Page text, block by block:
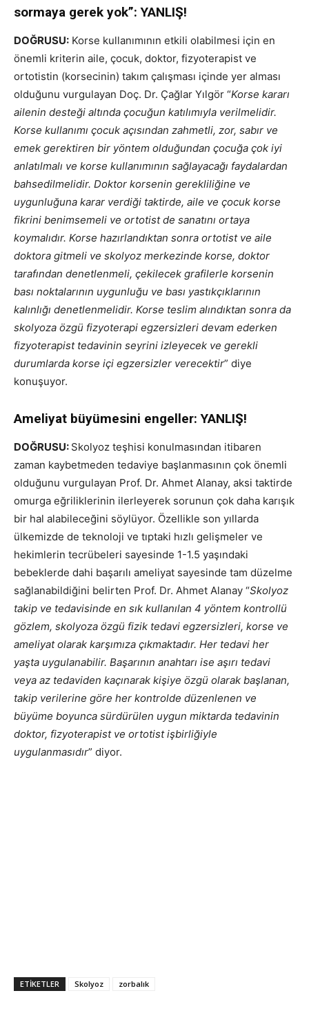
sormaya gerek yok”: YANLIŞ!
DOĞRUSU: Korse kullanımının etkili olabilmesi için en
önemli kriterin aile, çocuk, doktor, fizyoterapist ve
ortotistin (korsecinin) takım çalışması içinde yer alması
olduğunu vurgulayan Doç. Dr. Çağlar Yılgör “Korse kararı
ailenin desteği altında çocuğun katılımıyla verilmelidir.
Korse kullanımı çocuk açısından zahmetli, zor, sabır ve
emek gerektiren bir yöntem olduğundan çocuğa çok iyi
anlatılmalı ve korse kullanımının sağlayacağı faydalardan
bahsedilmelidir. Doktor korsenin gerekliliğine ve
uygunluğuna karar verdiği taktirde, aile ve çocuk korse
fikrini benimsemeli ve ortotist de sanatını ortaya
koymalıdır. Korse hazırlandıktan sonra ortotist ve aile
doktora gitmeli ve skolyoz merkezinde korse, doktor
tarafından denetlenmeli, çekilecek grafilerle korsenin
bası noktalarının uygunluğu ve bası yastıkçıklarının
kalınlığı denetlenmelidir. Korse teslim alındıktan sonra da
skolyoza özgü fizyoterapi egzersizleri devam ederken
fizyoterapist tedavinin seyrini izleyecek ve gerekli
durumlarda korse içi egzersizler verecektir” diye
konuşuyor.
Ameliyat büyümesini engeller: YANLIŞ!
DOĞRUSU: Skolyoz teşhisi konulmasından itibaren
zaman kaybetmeden tedaviye başlanmasının çok önemli
olduğunu vurgulayan Prof. Dr. Ahmet Alanay, aksi taktirde
omurga eğriliklerinin ilerleyerek sorunun çok daha karışık
bir hal alabileceğini söylüyor. Özellikle son yıllarda
ülkemizde de teknoloji ve tıptaki hızlı gelişmeler ve
hekimlerin tecrübeleri sayesinde 1-1.5 yaşındaki
bebeklerde dahi başarılı ameliyat sayesinde tam düzelme
sağlanabildiğini belirten Prof. Dr. Ahmet Alanay “Skolyoz
takip ve tedavisinde en sık kullanılan 4 yöntem kontrollü
gözlem, skolyoza özgü fizik tedavi egzersizleri, korse ve
ameliyat olarak karşımıza çıkmaktadır. Her tedavi her
yaşta uygulanabilir. Başarının anahtarı ise aşırı tedavi
veya az tedaviden kaçınarak kişiye özgü olarak başlanan,
takip verilerine göre her kontrolde düzenlenen ve
büyüme boyunca sürdürülen uygun miktarda tedavinin
doktor, fizyoterapist ve ortotist işbirliğiyle
uygulanmasıdır” diyor.
ETIKETLER Skolyoz zorbalık